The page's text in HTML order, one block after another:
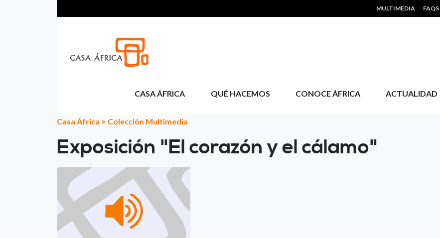
HEADER MENU
MULTIMEDIA FAQS
CASA ÁFRICA QUÉ HACEMOS CONOCE ÁFRICA ACTUALIDAD
Casa África > Colección Multimedia
Exposición "El corazón y el cálamo"